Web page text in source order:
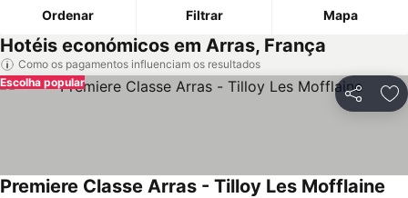
Ordenar Filtrar Mapa
Hotéis económicos em Arras, França
Como os pagamentos influenciam os resultados
Partilhar
Escolha popular
Premiere Classe Arras - Tilloy Les Mofflaine